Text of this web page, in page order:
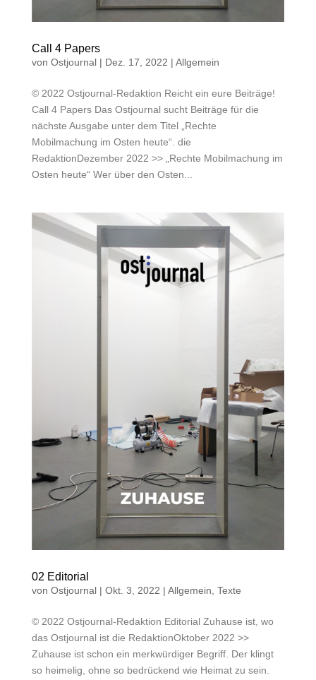
Call 4 Papers
von Ostjournal| Dez. 17, 2022 | Allgemein
© 2022 Ostjournal-Redaktion Reicht ein eure Beiträge!
Call 4 Papers Das Ostjournal sucht Beiträge für die
nächste Ausgabe unter dem Titel „Rechte
Mobilmachung im Osten heute“. die
RedaktionDezember 2022 >> „Rechte Mobilmachung im
Osten heute“ Wer über den Osten...
02 Editorial
von Ostjournal| Okt. 3, 2022 | Allgemein Texte
© 2022 Ostjournal-Redaktion Editorial Zuhause ist, wo
das Ostjournal ist die RedaktionOktober 2022 >>
Zuhause ist schon ein merkwürdiger Begriff. Der klingt
so heimelig, ohne so bedrückend wie Heimat zu sein.